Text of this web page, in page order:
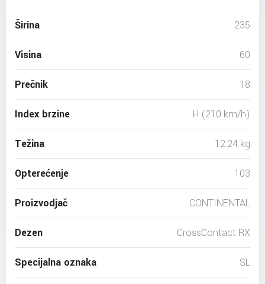
Širina 235
Visina 60
Prečnik 18
Index brzine H (210 km/h)
Težina 12.24 kg
Opterećenje 103
Proizvodjač CONTINENTAL
Dezen CrossContact RX
Specijalna oznaka SL